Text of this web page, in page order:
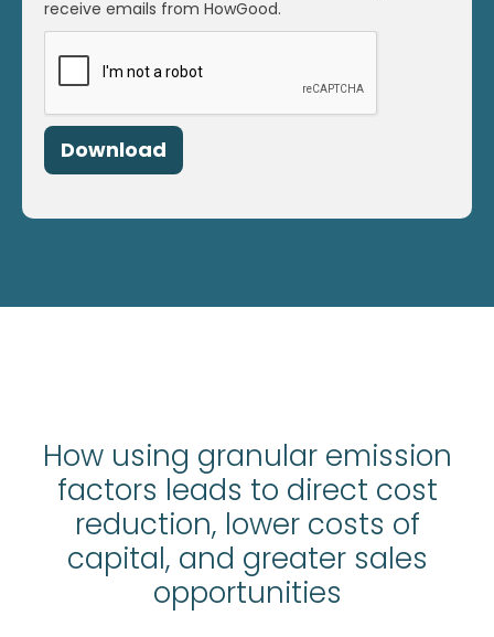
receive emails from HowGood.
How using granular emission
factors leads to direct cost
reduction, lower costs of
capital, and greater sales
opportunities